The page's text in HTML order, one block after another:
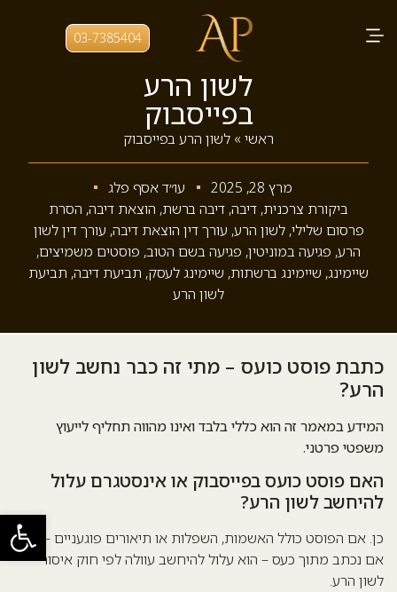
פתח
03-7385404
לשון הרע
בפייסבוק
ראשי » לשון הרע בפייסבוק
מרץ 28, 2025
עו״ד אסף פלג
ביקורת צרכנית, דיבה, דיבה ברשת, הוצאת דיבה, הסרת
פרסום שלילי,לשון הרע, עורך דין הוצאת דיבה, עורך דין לשון
הרע, פגיעה במוניטין, פגיעה בשם הטוב, פוסטים משמיצים,
שיימינג, שיימינג ברשתות, שיימינג לעסק, תביעת דיבה, תביעת
לשון הרע
כתבת פוסט כועס – מתי זה כבר נחשב לשון
הרע?
המידע במאמר זה הוא כללי בלבד ואינו מהווה תחליף לייעוץ
משפטי פרטני.
האם פוסט כועס בפייסבוק או אינסטגרם עלול
להיחשב לשון הרע?
כן. אם הפוסט כולל האשמות, השפלות או תיאורים פוגעניים – גם
אם נכתב מתוך כעס – הוא עלול להיחשב עוולה לפי חוק איסור
לשון הרע.